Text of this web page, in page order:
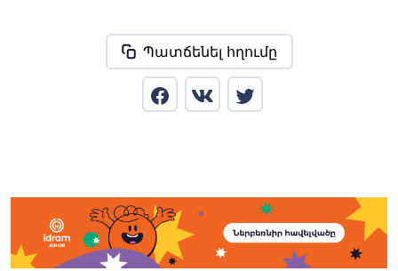
Պատճենել հղումը